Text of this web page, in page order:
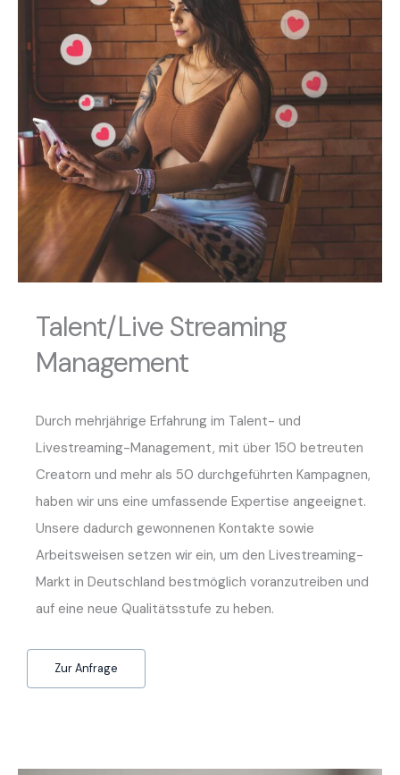
Talent/Live Streaming
Management
Durch mehrjährige Erfahrung im Talent- und
Livestreaming-Management, mit über 150 betreuten
Creatorn und mehr als 50 durchgeführten Kampagnen,
haben wir uns eine umfassende Expertise angeeignet.
Unsere dadurch gewonnenen Kontakte sowie
Arbeitsweisen setzen wir ein, um den Livestreaming-
Markt in Deutschland bestmöglich voranzutreiben und
auf eine neue Qualitätsstufe zu heben.
Zur Anfrage